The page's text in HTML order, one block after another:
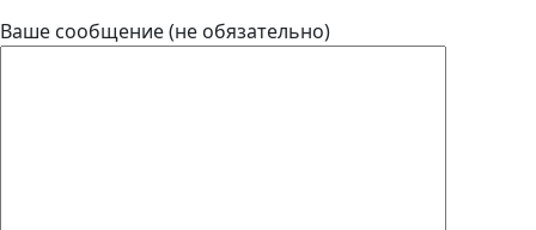
Ваше сообщение (не обязательно)